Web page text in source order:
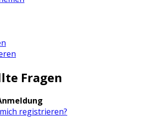
Fragen
registrieren?